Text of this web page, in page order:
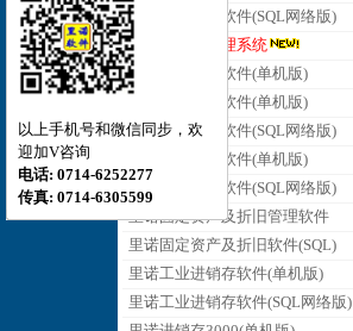
里诺合同管理软件(SQL网络版)
里诺云合同管理系统
里诺会员管理软件(单机版)
里诺销售管理软件(单机版)
里诺销售管理软件(SQL网络版)
里诺采购管理软件(单机版)
里诺采购管理软件(SQL网络版)
里诺固定资产及折旧管理软件
里诺固定资产及折旧软件(SQL)
里诺工业进销存软件(单机版)
里诺工业进销存软件(SQL网络版)
以上手机号和微信同步，欢
迎加V咨询
电话: 0714-6252277
传真: 0714-6305599